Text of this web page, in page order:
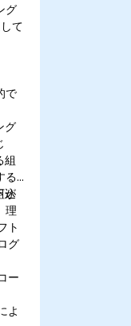
グ
て
で
グ
組
る
込
理
が
ト
グ
ー
よ